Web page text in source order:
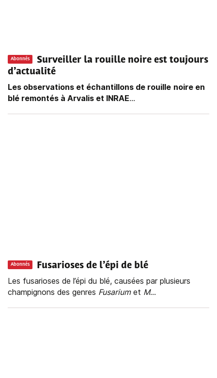
Abonnés
Surveiller la rouille noire est toujours
d’actualité
Les observations et échantillons de rouille noire en
blé remontés à Arvalis et INRAE...
Abonnés
Fusarioses de l’épi de blé
Les fusarioses de l’épi du blé, causées par plusieurs
champignons des genres Fusarium et M...